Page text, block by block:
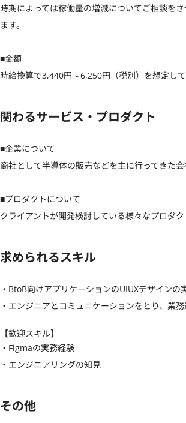
時期によっては稼働量の増減についてご相談を
ます。
■金額
時給換算で3,440円～6,250円（税別）を想定して
関わるサービス・プロダクト
■企業について
商社として半導体の販売などを主に行ってきた会
■プロダクトについて
クライアントが開発検討している様々なプロダク
求められるスキル
・BtoB向けアプリケーションのUIUXデザインの
・エンジニアとコミュニケーションをとり、業
【歓迎スキル】
・Figmaの実務経験
・エンジニアリングの知見
その他